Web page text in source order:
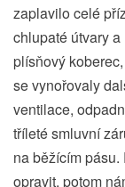
zaplavilo celé
chlupaté útvary
plísňový
se vynořovaly
ventilace,
tříleté smluvní
na běžícím
opravit, potom